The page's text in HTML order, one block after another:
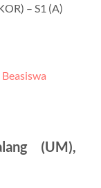
– S1 (A)
(UM),